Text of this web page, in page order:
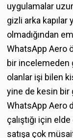
uygulamalar
gizli arka kapılar
olmadığından
WhatsApp Aero
bir incelemeden
olanlar işi bilen
yine de kesin bir
WhatsApp Aero
çalıştığı için
satışa çok